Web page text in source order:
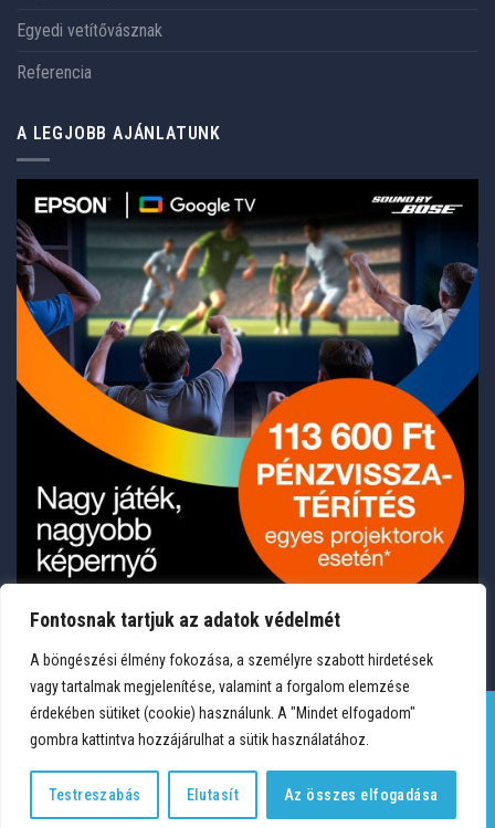
Fontosnak tartjuk az adatok védelmét
A böngészési élmény fokozása, a személyre szabott hirdetések
vagy tartalmak megjelenítése, valamint a forgalom elemzése
érdekében sütiket (cookie) használunk. A "Mindet elfogadom"
gombra kattintva hozzájárulhat a sütik használatához.
Testreszabás Elutasít Az összes elfogadása
Egyedi vetítővásznak
Referencia
A LEGJOBB AJÁNLATUNK
Copyright 2026 © Medium Hungary Kft. Minden jog fenntartva.